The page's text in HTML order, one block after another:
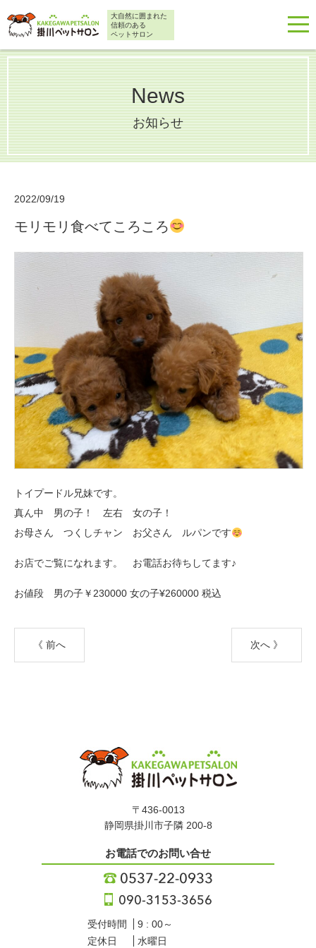
大自然に囲まれた
信頼のある
ペットサロン
News
お知らせ
2022/09/19
モリモリ食べてころころ
トイプードル兄妹です。
真ん中 男の子！ 左右 女の子！
お母さん つくしチャン お父さん ルパンです
お店でご覧になれます。 お電話お待ちしてます♪
お値段 男の子￥230000 女の子¥260000 税込
《 前へ 次へ 》
〒436-0013
静岡県掛川市子隣 200-8
お電話でのお問い合せ
受付時間
9 : 00～
定休日
水曜日